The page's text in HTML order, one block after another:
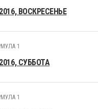
ВОСКРЕСЕНЬЕ
1
СУББОТА
1